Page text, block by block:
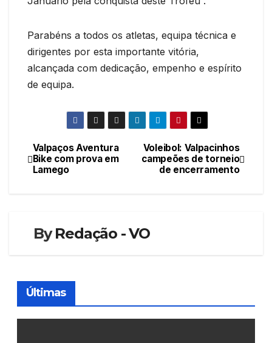
Parabéns a todos os atletas, equipa técnica e
dirigentes por esta importante vitória,
alcançada com dedicação, empenho e espírito
de equipa.
Navegação
de
Voleibol: Valpacinhos
campeões de torneio
de encerramento
Valpaços Aventura
Bike com prova em
Lamego
ByRedação - VO
Últimas